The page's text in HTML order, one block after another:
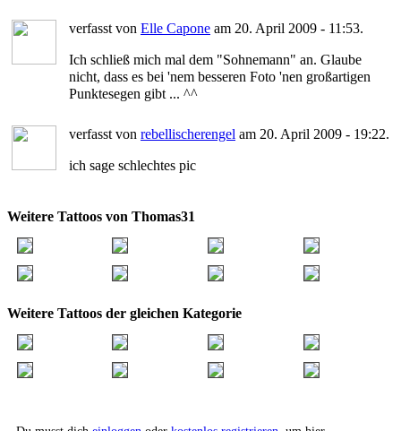
verfasst von Elle Capone am 20. April 2009 - 11:53.
Ich schließ mich mal dem "Sohnemann" an. Glaube
nicht, dass es bei 'nem besseren Foto 'nen großartigen
Punktesegen gibt ... ^^
verfasst von rebellischerengel am 20. April 2009 - 19:22.
ich sage schlechtes pic
Weitere Tattoos von Thomas31
Weitere Tattoos der gleichen Kategorie